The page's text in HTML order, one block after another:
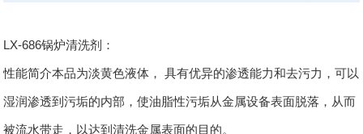
LX-686锅炉清洗剂：
性能简介本品为淡黄色液体， 具有优异的渗透能力和去污力，可以
湿润渗透到污垢的内部，使油脂性污垢从金属设备表面脱落，从而
被流水带走，以达到清洗金属表面的目的。